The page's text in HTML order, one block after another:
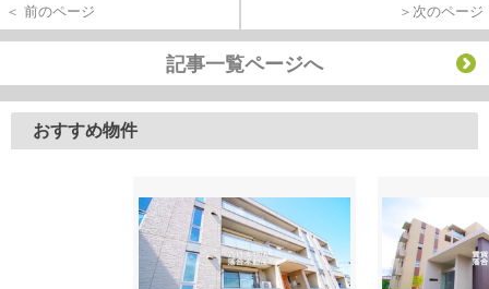
＜ 前のページ ＞次のページ
記事一覧ページへ
おすすめ物件